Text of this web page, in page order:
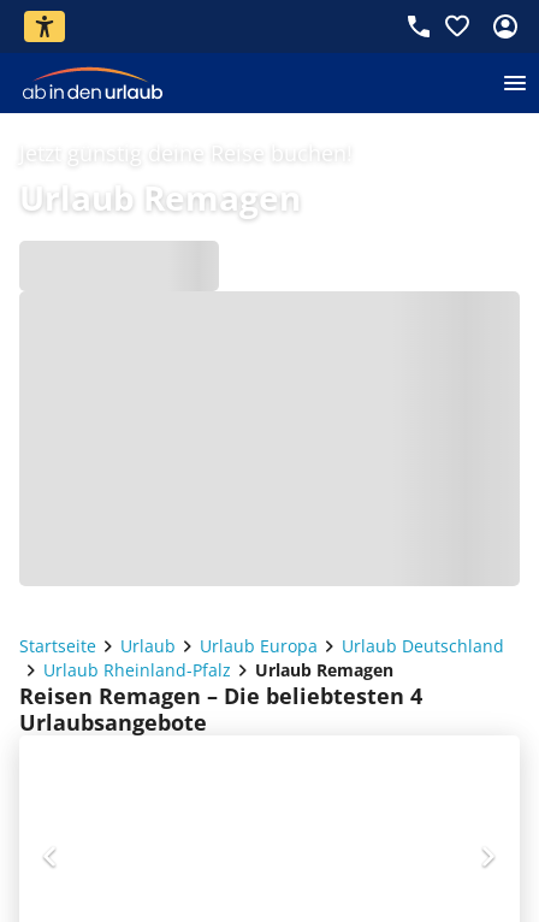
Jetzt günstig deine Reise buchen!
Urlaub Remagen
Startseite Urlaub Urlaub Europa
Urlaub Deutschland
Urlaub Rheinland-Pfalz
Urlaub Remagen
Reisen Remagen – Die beliebtesten 4
Urlaubsangebote